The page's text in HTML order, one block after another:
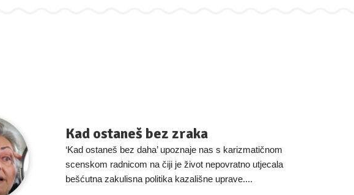
Kad ostaneš bez zraka
‘Kad ostaneš bez daha’ upoznaje nas s karizmatičnom
scenskom radnicom na čiji je život nepovratno utjecala
bešćutna zakulisna politika kazališne uprave....